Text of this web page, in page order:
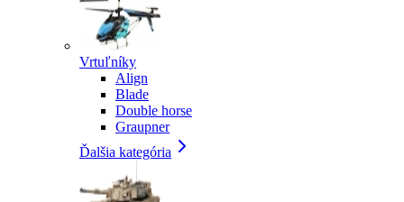
Vrtuľníky
Align
Blade
Double horse
Graupner
Ďalšia kategória